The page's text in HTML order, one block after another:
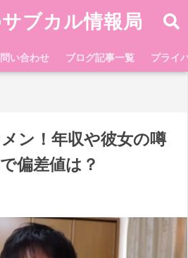
ブカル情報局
い合わせ ブログ記事一覧 プライ
ン！年収や彼女の噂
偏差値は？